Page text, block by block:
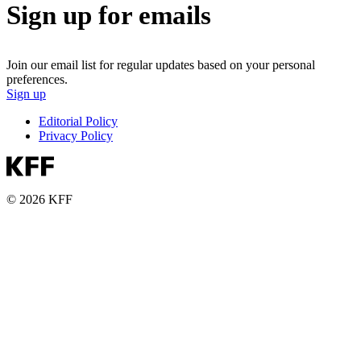
Sign up for emails
Join our email list for regular updates based on your personal
preferences.
Sign up
Editorial Policy
Privacy Policy
© 2026 KFF